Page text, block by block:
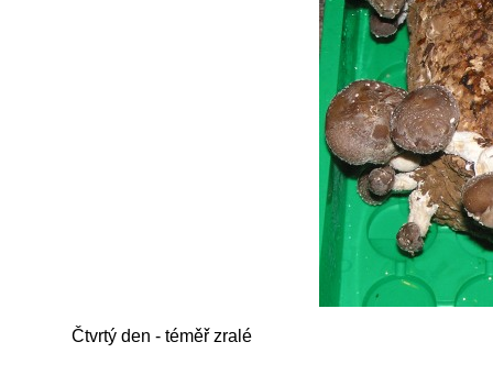
Čtvrtý den - téměř zralé